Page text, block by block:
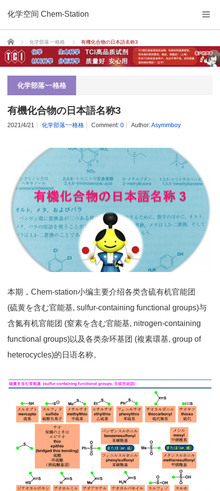
化学空间 Chem-Station
Home 化学部落~~格格 有機化合物の日本語名称3
化学部落~~格格
有機化合物の日本語名称3
2021/4/21 化学部落~~格格 Comment: 0 Author:Asymmboy
本期，Chem-station小编主要介绍各类含硫有机官能团
(硫黄を含む官能基, sulfur-containing functional groups)与
含氮有机官能团 (窒素を含む官能基, nitrogen-containing
functional groups)以及各类杂环基团 (複素環基, group of
heterocycles)的日语名称。